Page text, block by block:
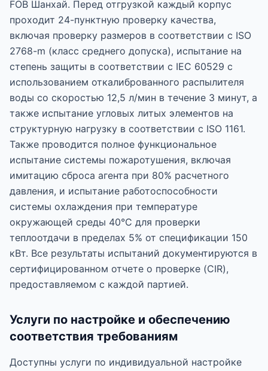
FOB Шанхай. Перед отгрузкой каждый корпус
проходит 24-пунктную проверку качества,
включая проверку размеров в соответствии с ISO
2768-m (класс среднего допуска), испытание на
степень защиты в соответствии с IEC 60529 с
использованием откалиброванного распылителя
воды со скоростью 12,5 л/мин в течение 3 минут, а
также испытание угловых литых элементов на
структурную нагрузку в соответствии с ISO 1161.
Также проводится полное функциональное
испытание системы пожаротушения, включая
имитацию сброса агента при 80% расчетного
давления, и испытание работоспособности
системы охлаждения при температуре
окружающей среды 40°C для проверки
теплоотдачи в пределах 5% от спецификации 150
кВт. Все результаты испытаний документируются в
сертифицированном отчете о проверке (CIR),
предоставляемом с каждой партией.
Услуги по настройке и обеспечению
соответствия требованиям
Доступны услуги по индивидуальной настройке